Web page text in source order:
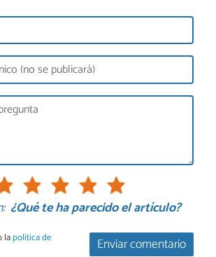
¿Qué te ha parecido el artículo?
Enviar comentario
lapolítica de